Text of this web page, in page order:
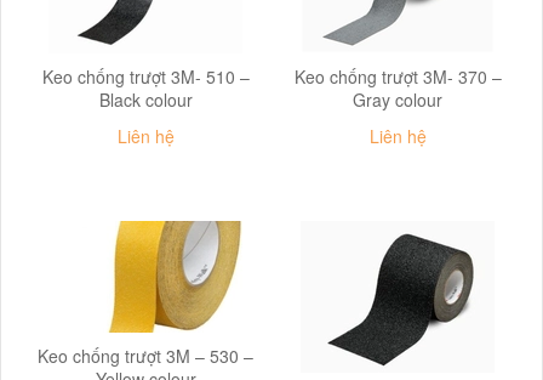
Keo chống trượt 3M- 510 –
Black colour
Liên hệ
Keo chống trượt 3M- 370 –
Gray colour
Liên hệ
Keo chống trượt 3M – 530 –